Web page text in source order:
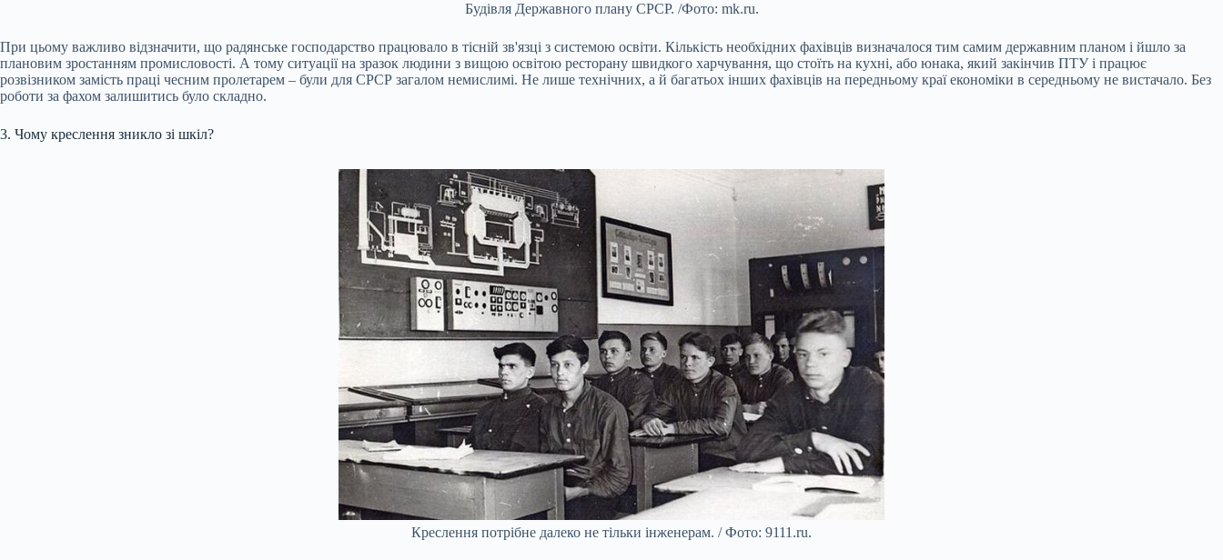
Будівля Державного плану СРСР. /Фото: mk.ru.
При цьому важливо відзначити, що радянське господарство працювало в тісній зв'язці з системою освіти. Кількість необхідних фахівців визначалося тим самим державним планом і йшло за
плановим зростанням промисловості. А тому ситуації на зразок людини з вищою освітою ресторану швидкого харчування, що стоїть на кухні, або юнака, який закінчив ПТУ і працює
розвізником замість праці чесним пролетарем – були для СРСР загалом немислимі. Не лише технічних, а й багатьох інших фахівців на передньому краї економіки в середньому не вистачало. Без
роботи за фахом залишитись було складно.
3. Чому креслення зникло зі шкіл?
Креслення потрібне далеко не тільки інженерам. / Фото: 9111.ru.